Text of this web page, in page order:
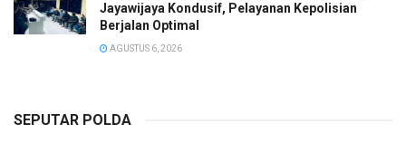
Jayawijaya Kondusif, Pelayanan Kepolisian
Berjalan Optimal
AGUSTUS 6, 2026
SEPUTAR POLDA